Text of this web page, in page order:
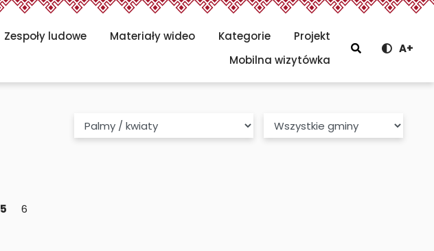
Menu
Zespoły ludowe Materiały wideo Kategorie
Projekt
Mobilna wizytówka
Szukaj A+
Kategoria
Gmina
5 6